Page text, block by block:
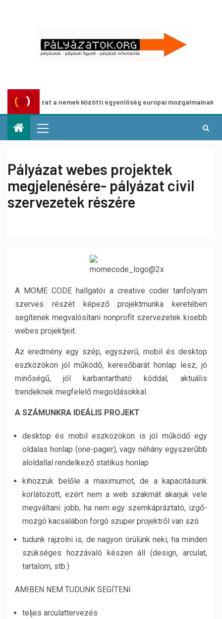
Pályázat a nemek közötti egyenlőség európai mozgalmainak
Pályázat webes projektek
megjelenésére- pályázat civil
szervezetek részére
A MOME CODE hallgatói a creative coder tanfolyam
szerves részét képező projektmunka keretében
segítenek megvalósítani nonprofit szervezetek kisebb
webes projektjeit.
Az eredmény egy szép, egyszerű, mobil és desktop
eszközökon jól működő, keresőbarát honlap lesz, jó
minőségű, jól karbantartható kóddal, aktuális
trendeknek megfelelő megoldásokkal.
A SZÁMUNKRA IDEÁLIS PROJEKT
desktop és mobil eszközökön is jól működő egy
oldalas honlap (one-pager), vagy néhány egyszerűbb
aloldallal rendelkező statikus honlap
kihozzuk belőle a maximumot, de a kapacitásunk
korlátozott, ezért nem a web szakmát akarjuk vele
megváltani: jobb, ha nem egy szemkápráztató, izgő-
mozgó kacsalábon forgó szuper projektről van szó
tudunk rajzolni is, de nagyon örülünk neki, ha minden
szükséges hozzávaló készen áll (design, arculat,
tartalom, stb.)
AMIBEN NEM TUDUNK SEGÍTENI
teljes arculattervezés